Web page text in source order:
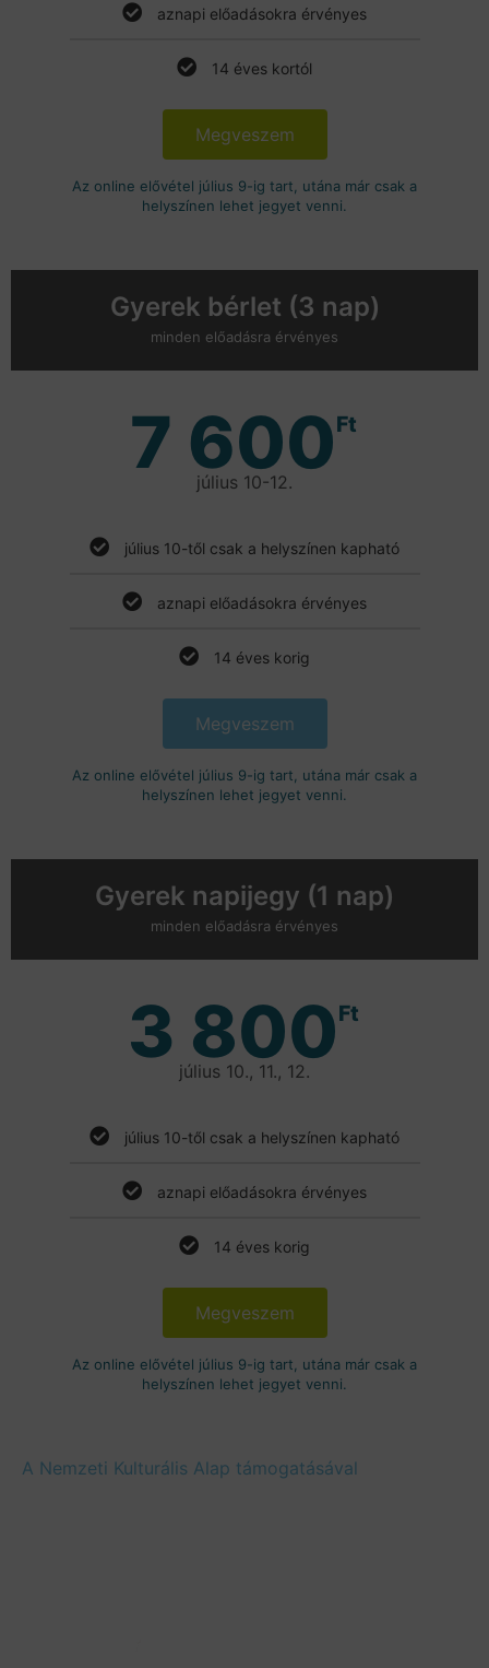
aznapi előadásokra érvényes
14 éves kortól
Megveszem
Az online elővétel július 9-ig tart, utána már csak a
helyszínen lehet jegyet venni.
Gyerek bérlet (3 nap)
minden előadásra érvényes
7 600Ft
július 10-12.
július 10-től csak a helyszínen kapható
aznapi előadásokra érvényes
14 éves korig
Megveszem
Az online elővétel július 9-ig tart, utána már csak a
helyszínen lehet jegyet venni.
Gyerek napijegy (1 nap)
minden előadásra érvényes
3 800Ft
július 10., 11., 12.
július 10-től csak a helyszínen kapható
aznapi előadásokra érvényes
14 éves korig
Megveszem
Az online elővétel július 9-ig tart, utána már csak a
helyszínen lehet jegyet venni.
A Nemzeti Kulturális Alap támogatásával